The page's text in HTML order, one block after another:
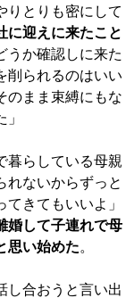
りとりも密にして
に迎えに来たこと
うか確認しに来た
削られるのはいい
のまま束縛にもな
らしている母親
れないからずっと
きてもいいよ」
婚して子連れで母
思い始めた。
し合おうと言い出